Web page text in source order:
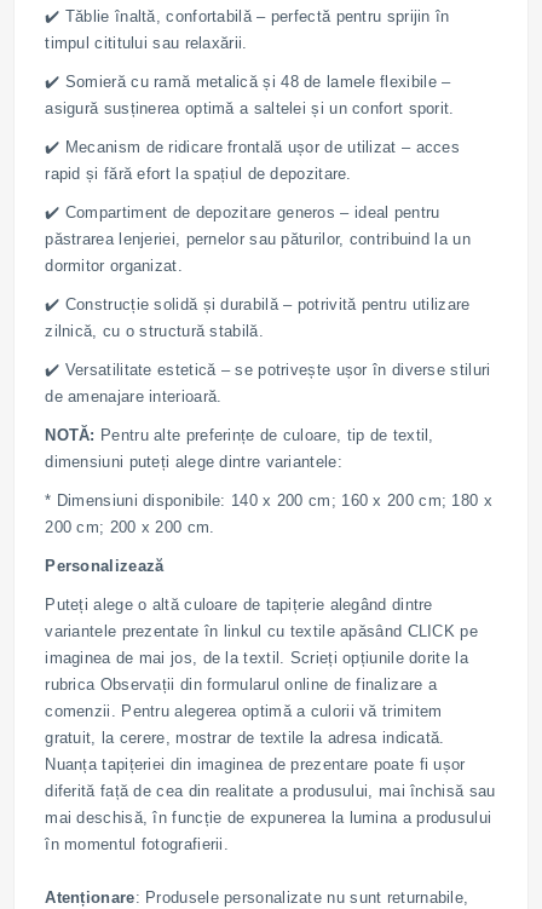
✔️ Tăblie înaltă, confortabilă – perfectă pentru sprijin în
timpul cititului sau relaxării.
✔️ Somieră cu ramă metalică și 48 de lamele flexibile –
asigură susținerea optimă a saltelei și un confort sporit.
✔️ Mecanism de ridicare frontală ușor de utilizat – acces
rapid și fără efort la spațiul de depozitare.
✔️ Compartiment de depozitare generos – ideal pentru
păstrarea lenjeriei, pernelor sau păturilor, contribuind la un
dormitor organizat.
✔️ Construcție solidă și durabilă – potrivită pentru utilizare
zilnică, cu o structură stabilă.
✔️ Versatilitate estetică – se potrivește ușor în diverse stiluri
de amenajare interioară.
NOTĂ: Pentru alte preferințe de culoare, tip de textil,
dimensiuni puteți alege dintre variantele:
* Dimensiuni disponibile: 140 x 200 cm; 160 x 200 cm; 180 x
200 cm; 200 x 200 cm.
Personalizează
Puteți alege o altă culoare de tapițerie alegând dintre
variantele prezentate în linkul cu textile apăsând CLICK pe
imaginea de mai jos, de la textil. Scrieți opțiunile dorite la
rubrica Observații din formularul online de finalizare a
comenzii. Pentru alegerea optimă a culorii vă trimitem
gratuit, la cerere, mostrar de textile la adresa indicată.
Nuanța tapițeriei din imaginea de prezentare poate fi ușor
diferită față de cea din realitate a produsului, mai închisă sau
mai deschisă, în funcție de expunerea la lumina a produsului
în momentul fotografierii.
Atenționare: Produsele personalizate nu sunt returnabile,